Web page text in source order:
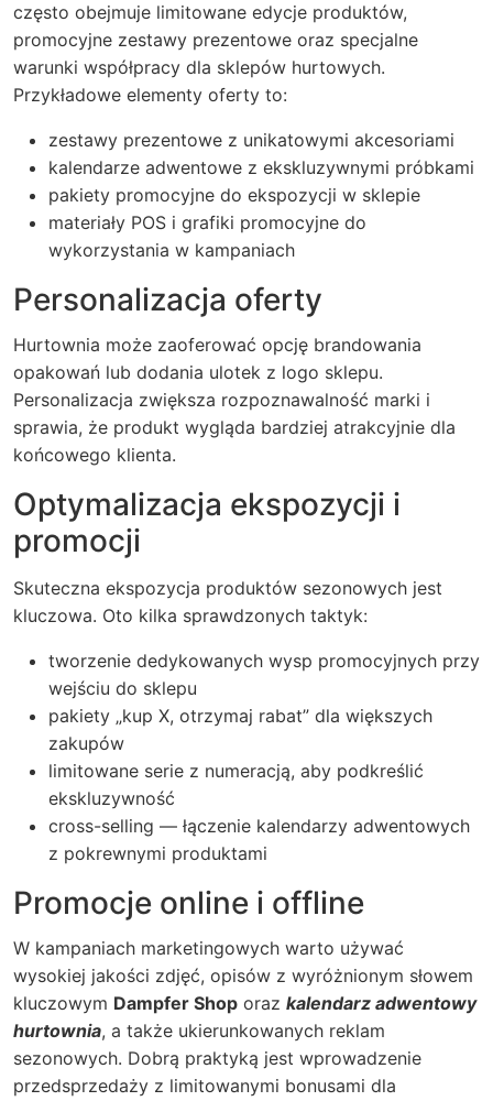
często obejmuje limitowane edycje produktów,
promocyjne zestawy prezentowe oraz specjalne
warunki współpracy dla sklepów hurtowych.
Przykładowe elementy oferty to:
zestawy prezentowe z unikatowymi akcesoriami
kalendarze adwentowe z ekskluzywnymi próbkami
pakiety promocyjne do ekspozycji w sklepie
materiały POS i grafiki promocyjne do
wykorzystania w kampaniach
Personalizacja oferty
Hurtownia może zaoferować opcję brandowania
opakowań lub dodania ulotek z logo sklepu.
Personalizacja zwiększa rozpoznawalność marki i
sprawia, że produkt wygląda bardziej atrakcyjnie dla
końcowego klienta.
Optymalizacja ekspozycji i
promocji
Skuteczna ekspozycja produktów sezonowych jest
kluczowa. Oto kilka sprawdzonych taktyk:
tworzenie dedykowanych wysp promocyjnych przy
wejściu do sklepu
pakiety „kup X, otrzymaj rabat” dla większych
zakupów
limitowane serie z numeracją, aby podkreślić
ekskluzywność
cross-selling — łączenie kalendarzy adwentowych
z pokrewnymi produktami
Promocje online i offline
W kampaniach marketingowych warto używać
wysokiej jakości zdjęć, opisów z wyróżnionym słowem
kluczowym Dampfer Shop oraz kalendarz adwentowy
hurtownia, a także ukierunkowanych reklam
sezonowych. Dobrą praktyką jest wprowadzenie
przedsprzedaży z limitowanymi bonusami dla